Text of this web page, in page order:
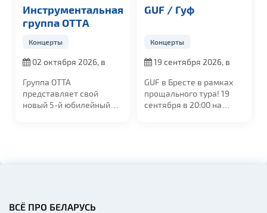
Инструментальная
группа OTTА
Концерты
02 октября 2026, в
Группа ОТТА
представляет свой
новый 5-й юбилейный
GUF / Гуф
Концерты
19 сентября 2026, в
GUF в Бресте в рамках
прощального тура! 19
сентября в 20:00 на
ВСЁ ПРО БЕЛАРУСЬ